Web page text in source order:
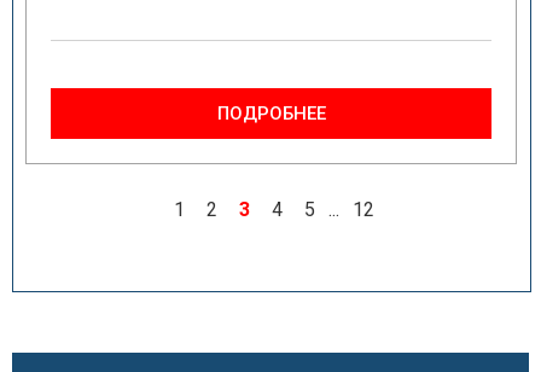
ПОДРОБНЕЕ
1 2 3 4 5 ... 12